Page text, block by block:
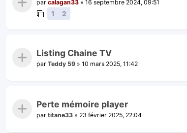
par calagan33 » 16 septembre 2024, 09:51
1 2
Listing Chaine TV
par Teddy 59 » 10 mars 2025, 11:42
Perte mémoire player
par titane33 » 23 février 2025, 22:04